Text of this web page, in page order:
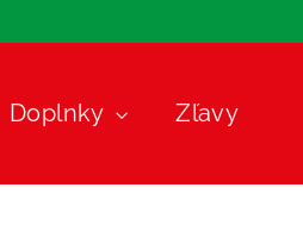
Doplnky Zľavy